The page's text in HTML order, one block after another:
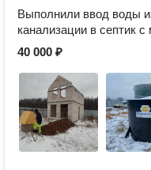
Выполнили ввод воды
канализации в септик
40 000 ₽